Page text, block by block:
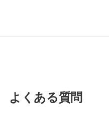
よくある質問